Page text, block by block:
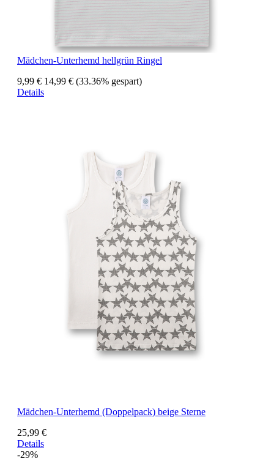
Mädchen-Unterhemd hellgrün Ringel
9,99 € 14,99 € (33.36% gespart)
Details
Mädchen-Unterhemd (Doppelpack) beige Sterne
25,99 €
Details
-29%